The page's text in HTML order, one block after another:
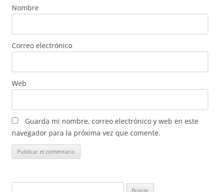
Nombre
Correo electrónico
Web
Guarda mi nombre, correo electrónico y web en este
navegador para la próxima vez que comente.